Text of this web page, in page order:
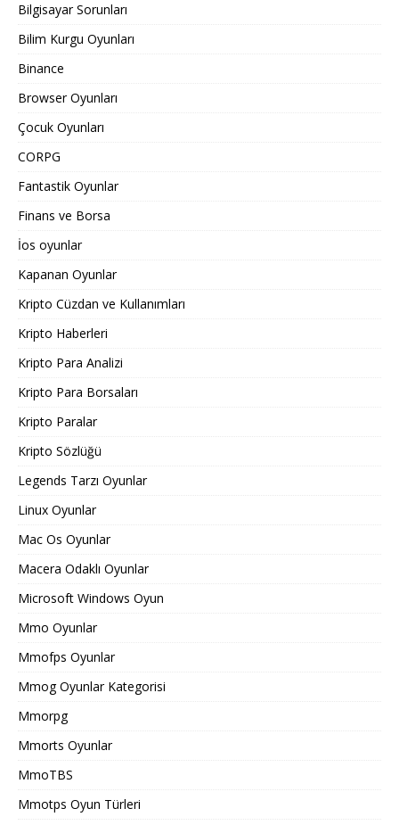
Bilgisayar Sorunları
Bilim Kurgu Oyunları
Binance
Browser Oyunları
Çocuk Oyunları
CORPG
Fantastik Oyunlar
Finans ve Borsa
İos oyunlar
Kapanan Oyunlar
Kripto Cüzdan ve Kullanımları
Kripto Haberleri
Kripto Para Analizi
Kripto Para Borsaları
Kripto Paralar
Kripto Sözlüğü
Legends Tarzı Oyunlar
Linux Oyunlar
Mac Os Oyunlar
Macera Odaklı Oyunlar
Microsoft Windows Oyun
Mmo Oyunlar
Mmofps Oyunlar
Mmog Oyunlar Kategorisi
Mmorpg
Mmorts Oyunlar
MmoTBS
Mmotps Oyun Türleri